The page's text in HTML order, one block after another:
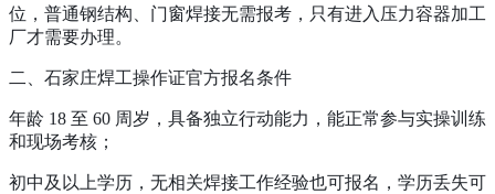
位，普通钢结构、门窗焊接无需报考，只有进入压力容器加工
厂才需要办理。
二、石家庄焊工操作证官方报名条件
年龄 18 至 60 周岁，具备独立行动能力，能正常参与实操训练
和现场考核；
初中及以上学历，无相关焊接工作经验也可报名，学历丢失可